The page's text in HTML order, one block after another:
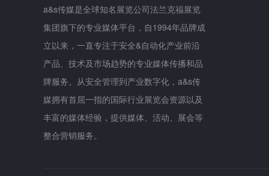
a&s传媒是全球知名展览公司法兰克福展览
集团旗下的专业媒体平台，自1994年品牌成
立以来，一直专注于安全&自动化产业前沿
产品、技术及市场趋势的专业媒体传播和品
牌服务。从安全管理到产业数字化，a&s传
媒拥有首屈一指的国际行业展览会资源以及
丰富的媒体经验，提供媒体、活动、展会等
整合营销服务。